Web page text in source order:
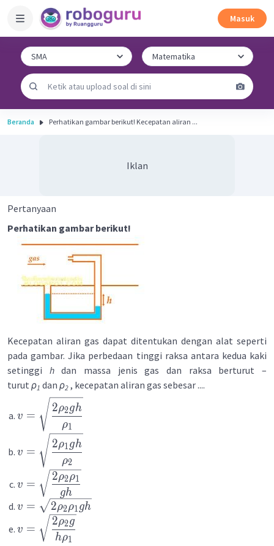
Masuk
Beranda Perhatikan gambar berikut! Kecepatan aliran ...
Iklan
Pertanyaan
Perhatikan gambar berikut!
Kecepatan aliran gas dapat ditentukan dengan alat seperti
pada gambar. Jika perbedaan tinggi raksa antara kedua kaki
setinggi hdan massa jenis gas dan raksa berturut –
turut ρ1 dan ρ2 , kecepatan aliran gas sebesar ....
v =
ρ1
2ρ2gh
v =
ρ2
2ρ1gh
v =
gh
2ρ2ρ1
v = 2ρ2ρ1gh
v =
hρ1
2ρ2g